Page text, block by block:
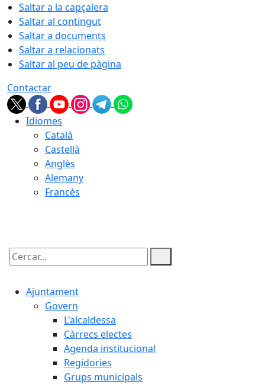
Saltar a la capçalera
Saltar al contingut
Saltar a documents
Saltar a relacionats
Saltar al peu de pàgina
Contactar
Idiomes
Català
Castellà
Anglès
Alemany
Francès
Cercar:
Ajuntament
Govern
L'alcaldessa
Càrrecs electes
Agenda institucional
Regidories
Grups municipals